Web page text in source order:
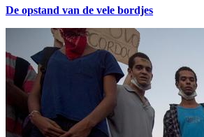
De opstand van de vele bordjes